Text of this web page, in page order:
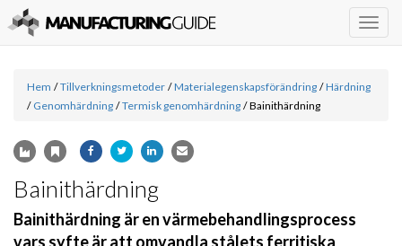
Hem / Tillverkningsmetoder / Materialegenskapsförändring / Härdning
/ Genomhärdning / Termisk genomhärdning / Bainithärdning
Bainithärdning
Bainithärdning är en värmebehandlingsprocess
vars syfte är att omvandla stålets ferritiska